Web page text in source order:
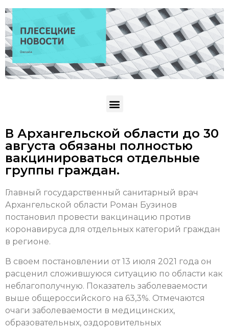
В Архангельской области до 30
августа обязаны полностью
вакцинироваться отдельные
группы граждан.
Главный государственный санитарный врач
Архангельской области Роман Бузинов
постановил провести вакцинацию против
коронавируса для отдельных категорий граждан
в регионе.
В своем постановлении от 13 июля 2021 года он
расценил сложившуюся ситуацию по области как
неблагополучную. Показатель заболеваемости
выше общероссийского на 63,3%. Отмечаются
очаги заболеваемости в медицинских,
образовательных, оздоровительных